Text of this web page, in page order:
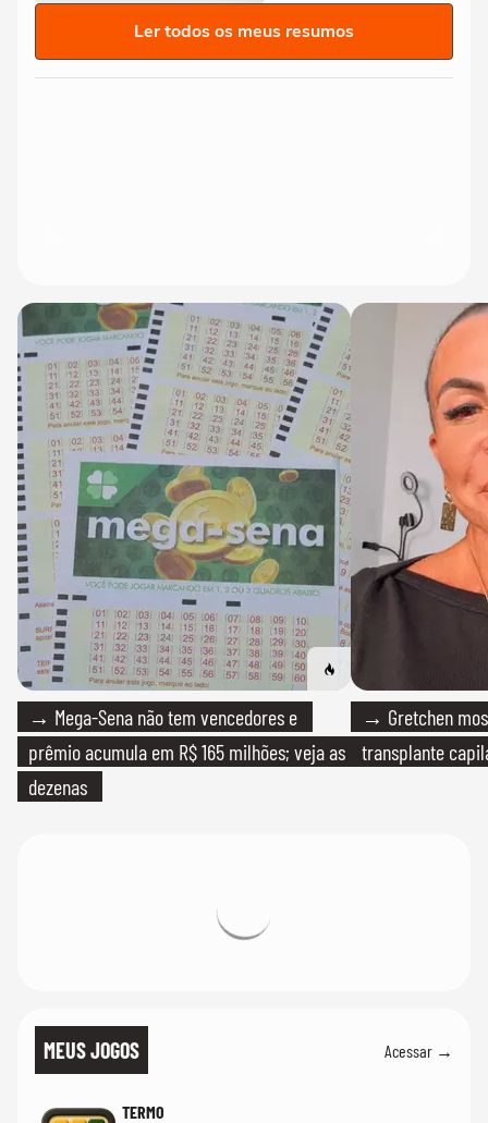
Ler todos os meus resumos
→ Mega-Sena não tem vencedores e
prêmio acumula em R$ 165 milhões; veja as
dezenas
→ Gretchen
transplante
MEUS JOGOS Acessar →
TERMO